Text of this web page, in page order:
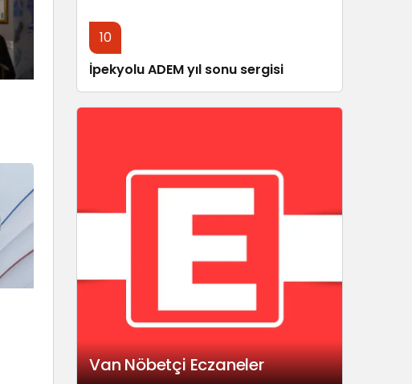
10
İpekyolu ADEM yıl sonu sergisi
Van Nöbetçi Eczaneler